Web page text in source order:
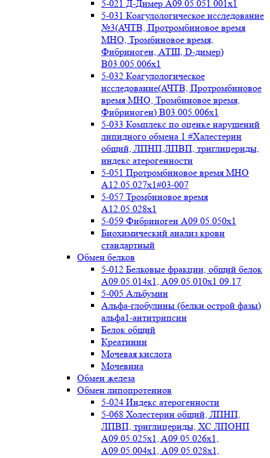
5-021 Д-Димер А09.05.051.001x1
5-031 Коагулологическое исследование
№3(АЧТВ, Протромбиновое время
МНО, Тромбиновое время,
Фибриноген, АТIII, D-димер)
B03.005.006x1
5-032 Коагулологическое
исследование(АЧТВ, Протромбиновое
время МНО, Тромбиновое время,
Фибриноген) B03.005.006x1
5-033 Комплекс по оценке нарушений
липидного обмена 1 #Халестерин
общий, ЛПНП,ЛПВП, триглицериды,
индекс атерогенности
5-051 Протромбиновое время МНО
А12.05.027x1#03-007
5-057 Тромбиновое время
А12.05.028x1
5-059 Фибриноген А09.05.050x1
Биохимический анализ крови
стандартный
Обмен белков
5-012 Белковые фракции, общий белок
А09.05.014х1, А09.05.010х1 09.17
5-005 Альбумин
Альфа-глобулины (белки острой фазы)
альфа1-антитрипсин
Белок общий
Креатинин
Мочевая кислота
Мочевина
Обмен железа
Обмен липопротеинов
5-024 Индекс атерогенности
5-068 Холестерин общий, ЛПНП,
ЛПВП, триглицериды, ХС ЛПОНП
А09.05.025x1, A09.05.026х1,
А09.05.004х1, А09.05.028х1,